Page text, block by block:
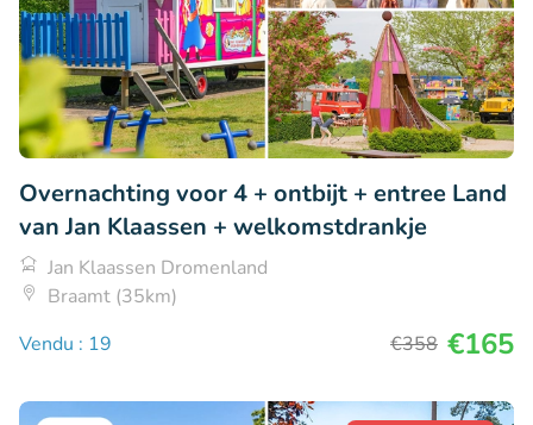
Overnachting voor 4 + ontbijt + entree Land
van Jan Klaassen + welkomstdrankje
Jan Klaassen Dromenland
Braamt (35km)
Vendu : 19
€358 €165